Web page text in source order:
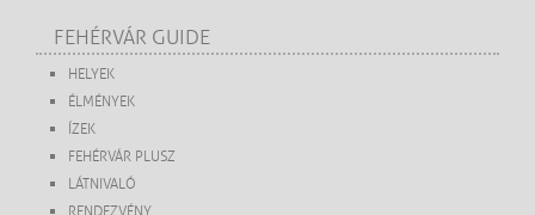
FEHÉRVÁR GUIDE
HELYEK
ÉLMÉNYEK
ÍZEK
FEHÉRVÁR PLUSZ
LÁTNIVALÓ